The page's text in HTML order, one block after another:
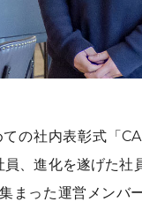
の社内表彰式「
、進化を遂げた社
まった運営メンバ